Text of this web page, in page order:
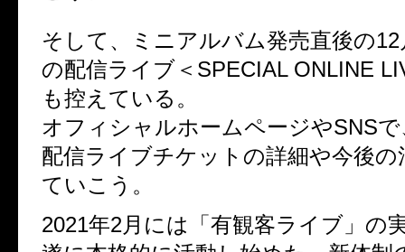
そして、ミニアルバム発売直後の
の配信ライブ＜SPECIAL ONLINE
も控えている。
オフィシャルホームページやSNSで
配信ライブチケットの詳細や今後の
ていこう。
2021年2月には「有観客ライブ」の